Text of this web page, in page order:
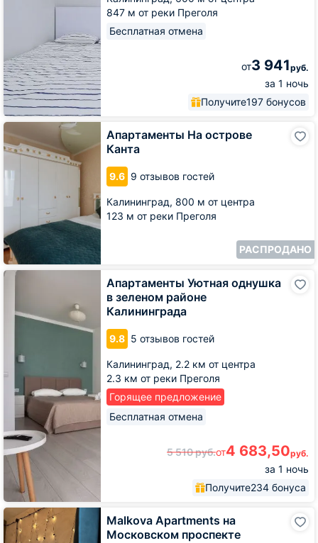
847 м от реки Преголя
Бесплатная отмена
от3 941руб.
за 1 ночь
Получите197 бонусов
Апартаменты На острове
Канта
9.6 9 отзывов гостей
Калининград, 800 м от центра
123 м от реки Преголя
РАСПРОДАНО
Апартаменты
На
острове
Апартаменты Уютная однушка
в зеленом районе
Калининграда
9.8 5 отзывов гостей
Калининград, 2.2 км от центра
2.3 км от реки Преголя
Горящее предложение
Бесплатная отмена
5 510руб.от4 683,50руб.
за 1 ночь
Получите234 бонуса
Апартаменты
Malkova Apartments на
Московском проспекте
Malkova
Apartments
на